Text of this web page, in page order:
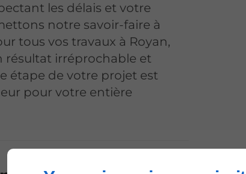
les délais et votre
notre savoir-faire à
tous vos travaux à Royan,
résultat irréprochable et
étape de votre projet est
pour votre entière